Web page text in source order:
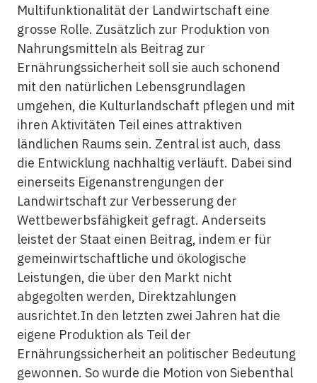
Multifunktionalität der Landwirtschaft eine
grosse Rolle. Zusätzlich zur Produktion von
Nahrungsmitteln als Beitrag zur
Ernährungssicherheit soll sie auch schonend
mit den natürlichen Lebensgrundlagen
umgehen, die Kulturlandschaft pflegen und mit
ihren Aktivitäten Teil eines attraktiven
ländlichen Raums sein. Zentral ist auch, dass
die Entwicklung nachhaltig verläuft. Dabei sind
einerseits Eigenanstrengungen der
Landwirtschaft zur Verbesserung der
Wettbewerbsfähigkeit gefragt. Anderseits
leistet der Staat einen Beitrag, indem er für
gemeinwirtschaftliche und ökologische
Leistungen, die über den Markt nicht
abgegolten werden, Direktzahlungen
ausrichtet.In den letzten zwei Jahren hat die
eigene Produktion als Teil der
Ernährungssicherheit an politischer Bedeutung
gewonnen. So wurde die Motion von Siebenthal